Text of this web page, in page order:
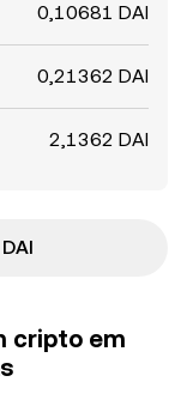
0,10681 DAI
0,21362 DAI
2,1362 DAI
cripto em